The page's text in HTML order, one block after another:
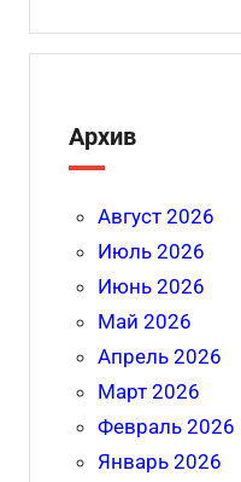
Архив
Август 2026
Июль 2026
Июнь 2026
Май 2026
Апрель 2026
Март 2026
Февраль 2026
Январь 2026